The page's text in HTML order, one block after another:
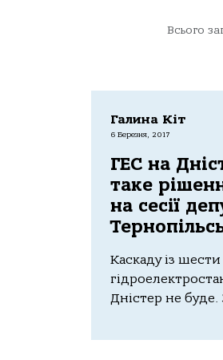
Всього
Галина Кіт
6 Березня, 2017
ГЕС на
таке
на сесії
Каскаду із шести
Дністер не буде.